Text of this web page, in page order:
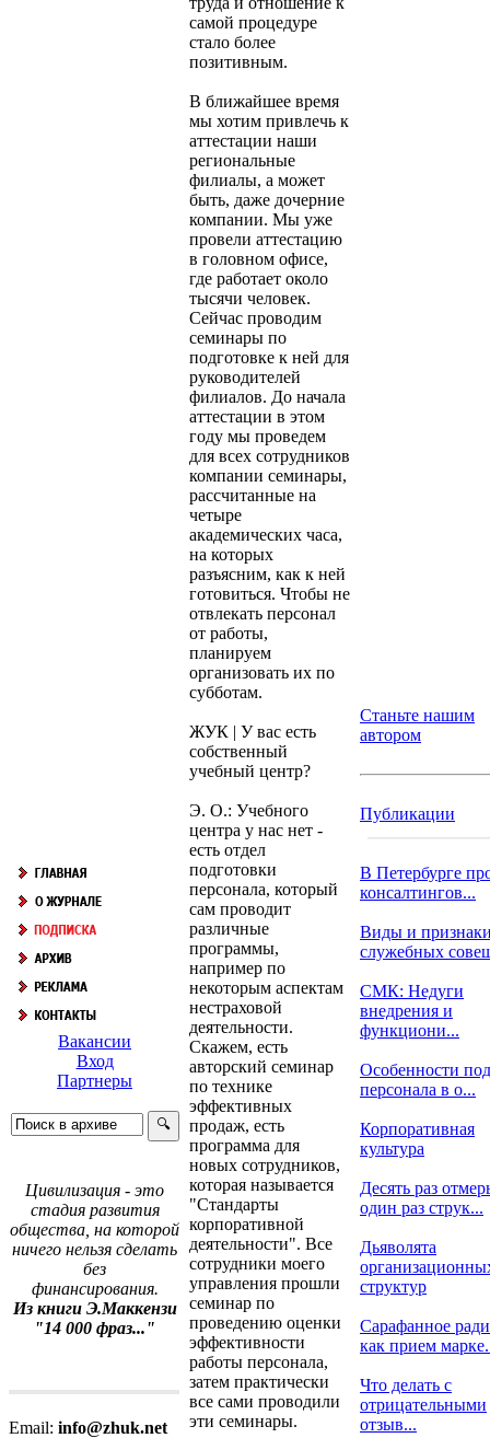
Вакансии
Вход
Партнеры
Цивилизация - это
стадия развития
общества, на которой
ничего нельзя сделать
без
финансирования.
Из книги Э.Маккензи
"14 000 фраз..."
Email: info@zhuk.net
самой процедуре
стало более
позитивным.
В ближайшее время
мы хотим привлечь к
аттестации наши
региональные
филиалы, а может
быть, даже дочерние
компании. Мы уже
провели аттестацию
в головном офисе,
где работает около
тысячи человек.
Сейчас проводим
семинары по
подготовке к ней для
руководителей
филиалов. До начала
аттестации в этом
году мы проведем
для всех сотрудников
компании семинары,
рассчитанные на
четыре
академических часа,
на которых
разъясним, как к ней
готовиться. Чтобы не
отвлекать персонал
от работы,
планируем
организовать их по
субботам.
ЖУК | У вас есть
собственный
учебный центр?
Э. О.: Учебного
центра у нас нет -
есть отдел
подготовки
персонала, который
сам проводит
различные
программы,
например по
некоторым аспектам
нестраховой
деятельности.
Скажем, есть
авторский семинар
по технике
эффективных
продаж, есть
программа для
новых сотрудников,
которая называется
"Стандарты
корпоративной
деятельности". Все
сотрудники моего
управления прошли
семинар по
проведению оценки
эффективности
работы персонала,
затем практически
все сами проводили
эти семинары.
Станьте нашим
автором
Публикации
В Петербурге
консалтингов...
Виды и
служебных
СМК: Недуги
внедрения и
функциони...
Особенности
персонала в о...
Корпоративная
культура
Десять раз
один раз струк...
Дьяволята
структур
Сарафанное
как прием
Что делать с
отрицательными
отзыв...